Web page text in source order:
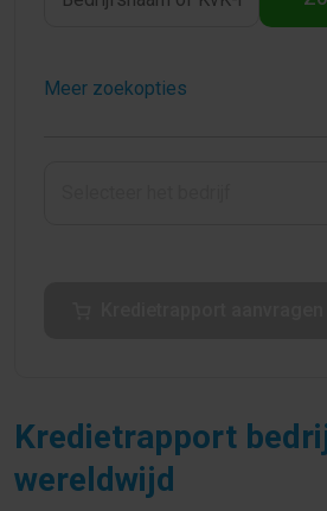
Meer zoekopties
Kredietrapport
wereldwijd